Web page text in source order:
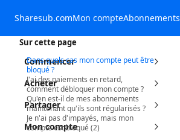
Sharesub.comMon compteAbonnements
Commencer
Acheter
Partager
Mon compte
Sur cette page
Dans quels cas mon compte peut être
bloqué ?
J'ai des paiements en retard,
comment débloquer mon compte ?
Qu'en est-il de mes abonnements
maintenant qu'ils sont régularisés ?
Je n'ai pas d'impayés, mais mon
compte est bloqué (2)